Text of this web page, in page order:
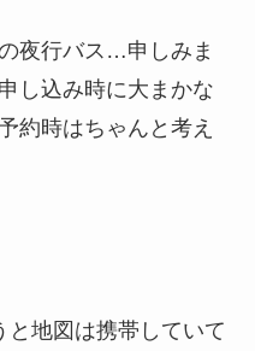
夜行バス…申しみま
し込み時に大まかな
約時はちゃんと考え
地図は携帯していて